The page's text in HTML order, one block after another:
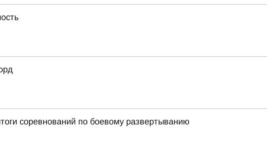
соревнований по боевому развертыванию